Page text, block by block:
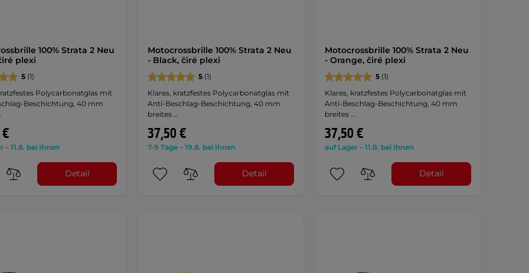
100% Strata 2 Neu
plexi
5 (1)
Polycarbonatglas mit
Beschichtung, 40 mm
– 11.8. bei Ihnen
Detail
Motocrossbrille 100% Strata 2 Neu
- Black, čiré plexi
5(1)
Klares, kratzfestes Polycarbonatglas mit
Anti-Beschlag-Beschichtung, 40 mm
breites …
37,50 €
7-9 Tage – 19.8. bei Ihnen
Detail
Motocrossbrille 100% Strata 2 Neu
- Orange, čiré plexi
5(1)
Klares, kratzfestes Polycarbonatglas mit
Anti-Beschlag-Beschichtung, 40 mm
breites …
37,50 €
auf Lager – 11.8. bei Ihnen
Detail